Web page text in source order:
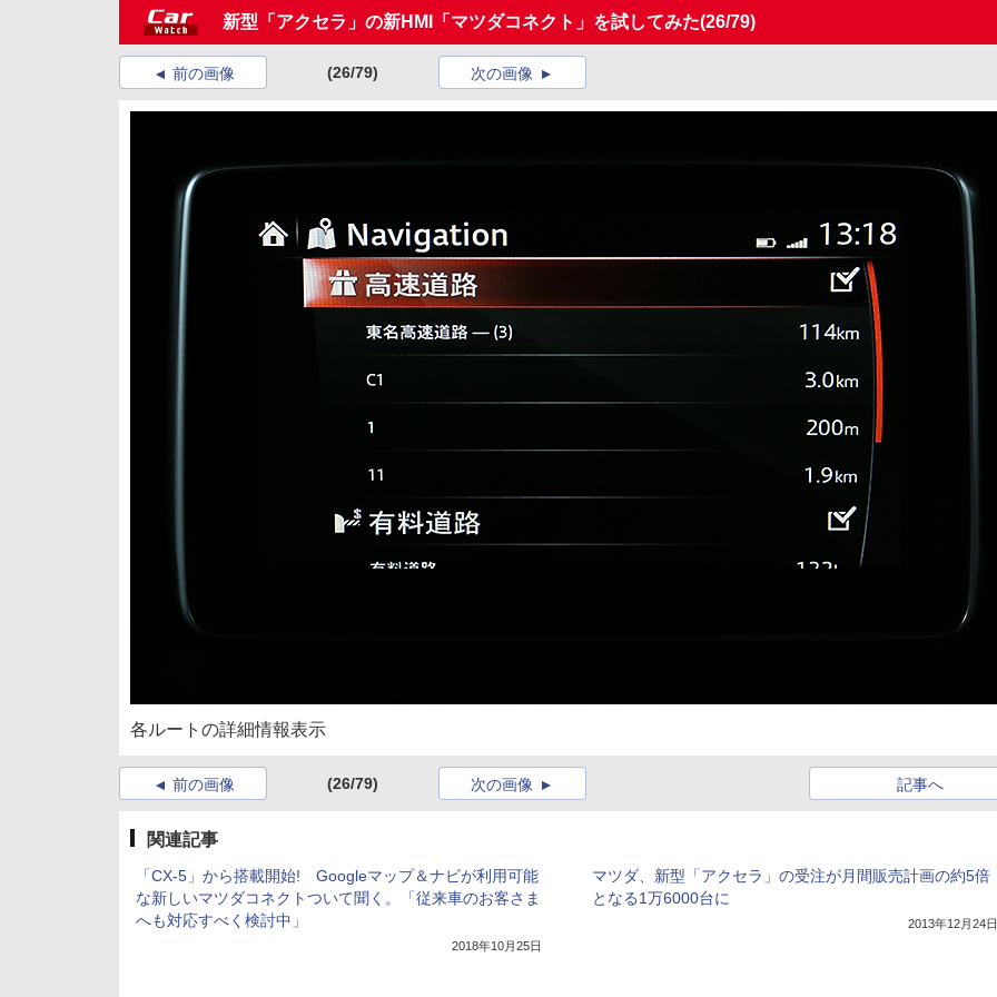
新型「アクセラ」の新HMI「マツダコネクト」を試してみた(26/79)
前の画像 (26/79) 次の画像
各ルートの詳細情報表示
前の画像 (26/79) 記事へ
次の画像
関連記事
「CX-5」から搭載開始! Googleマップ＆ナビが利用可能
な新しいマツダコネクトついて聞く。「従来車のお客さま
へも対応すべく検討中」
2018年10月25日
マツダ、新型「アクセラ」の受注が月間販売計画の約5倍
となる1万6000台に
2013年12月24日